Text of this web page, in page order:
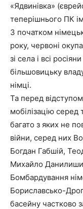
«Ядвинівка»
теперішнього ПК
З початком
року, червоні
зі села і всі
більшовицьку
німці.
Та перед
мобілізацію серед
багато з яких не
війни, серед них
Богдан Габшій,
Михайло
Бомбардування
Бориславсько-
басейну частково